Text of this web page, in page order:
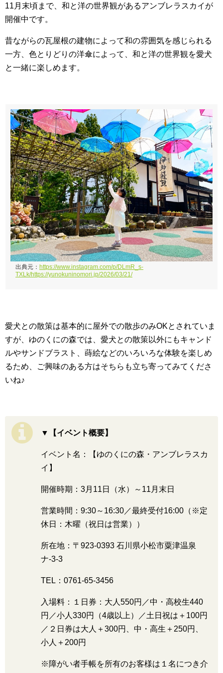
11月末頃まで、和と洋の世界観があるアンブレラスカイが
開催中です。
昔ながらの瓦屋根の建物によって和の雰囲気を感じられる
一方、色とりどりの洋傘によって、和と洋の世界観を愛犬
と一緒に楽しめます。
出典元： https://www.instagram.com/p/DLmR_s-
TXLk/https://yunokuninomori.jp/2026/03/21/
愛犬との散策は基本的に屋外での散歩のみOKとされていま
すが、ゆのくにの森では、愛犬との散策以外にもキャンド
ルやサンドブラスト、蒔絵などのいろいろな体験を楽しめ
るため、ご興味のある方はそちらも立ち寄ってみてくださ
いね♪
▼【イベント概要】
イベント名：【ゆのくにの森・アンブレラスカ
イ】
開催時期：3月11日（水）～11月末日
営業時間：9:30～16:30／最終受付16:00（※定
休日：木曜（祝日は営業））
所在地：〒923-0393 石川県小松市粟津温泉
ナ-3-3
TEL：0761-65-3456
入場料：１日券：大人550円／中・高校生440
円／小人330円（4歳以上）／土日祝は＋100円
／２日券は大人＋300円、中・高生＋250円、
小人＋200円
※障がい者手帳を所有のお客様は１名につき介